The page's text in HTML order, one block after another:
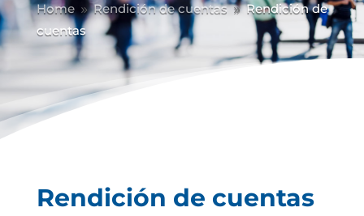
Home 9 Rendición de cuentas 9 Rendición de
cuentas
Rendición de cuentas